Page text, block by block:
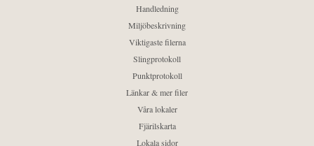
Handledning
Miljöbeskrivning
Viktigaste filerna
Slingprotokoll
Punktprotokoll
Länkar & mer filer
Våra lokaler
Fjärilskarta
Lokala sidor